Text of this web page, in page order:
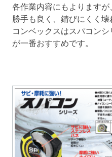
各作業内容にもよります
勝手も良く、錆びにくく
コンベックスはスパコン
が一番おすすめです。